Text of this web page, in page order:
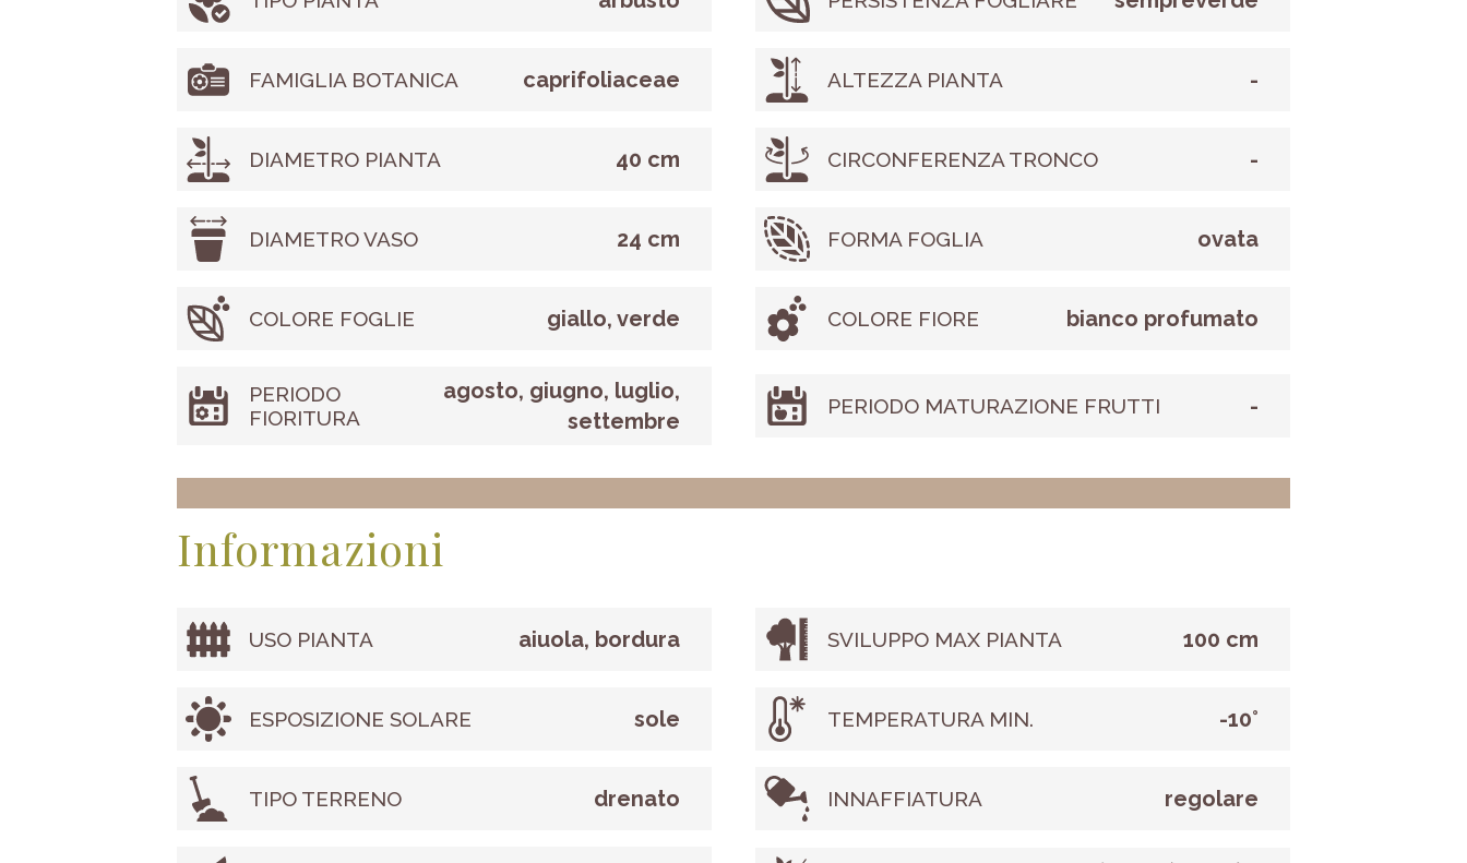
FAMIGLIA BOTANICA caprifoliaceae ALTEZZA PIANTA -
DIAMETRO PIANTA 40 cm CIRCONFERENZA TRONCO -
DIAMETRO VASO 24 cm FORMA FOGLIA ovata
COLORE FOGLIE giallo, verde COLORE FIORE bianco profumato
PERIODO
FIORITURA
agosto, giugno, luglio,
settembre
PERIODO MATURAZIONE FRUTTI -
Informazioni
USO PIANTA aiuola, bordura SVILUPPO MAX PIANTA 100 cm
ESPOSIZIONE SOLARE sole TEMPERATURA MIN. -10°
TIPO TERRENO drenato INNAFFIATURA regolare